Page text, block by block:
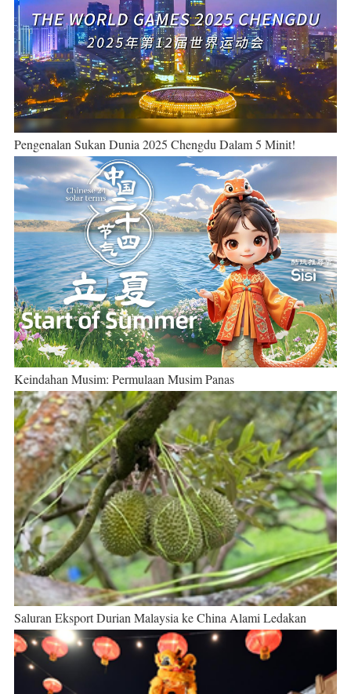
Pengenalan Sukan Dunia 2025 Chengdu Dalam 5 Minit!
Keindahan Musim: Permulaan Musim Panas
Saluran Eksport Durian Malaysia ke China Alami Ledakan